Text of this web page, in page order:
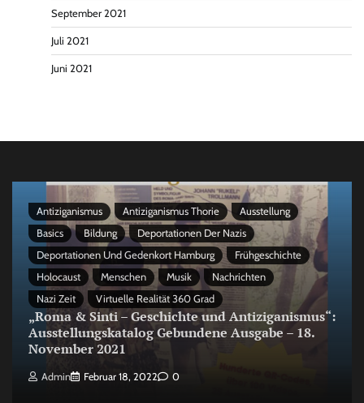
September 2021
Juli 2021
Juni 2021
Antiziganismus Antiziganismus Thorie
Ausstellung
Basics
Bildung
Deportationen Der Nazis
Deportationen Und Gedenkort Hamburg
Frühgeschichte
Holocaust
Menschen Musik
Nachrichten
Nazi Zeit
Virtuelle Realität 360 Grad
„Roma & Sinti – Geschichte und Antiziganismus“:
Ausstellungskatalog Gebundene Ausgabe – 18.
November 2021
Admin Februar 18, 2022 0